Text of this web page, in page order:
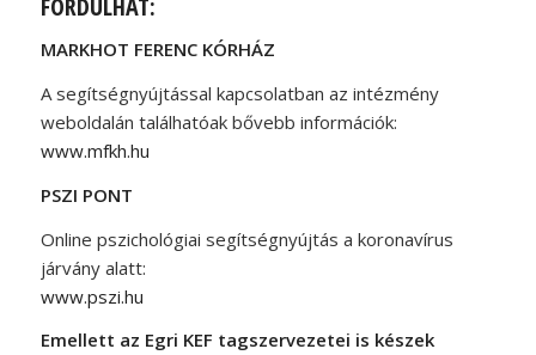
MARKHOT FERENC KÓRHÁZ
A segítségnyújtással kapcsolatban az intézmény
weboldalán találhatóak bővebb információk:
www.mfkh.hu
PSZI PONT
Online pszichológiai segítségnyújtás a koronavírus
járvány alatt:
www.pszi.hu
Emellett az Egri KEF tagszervezetei is készek